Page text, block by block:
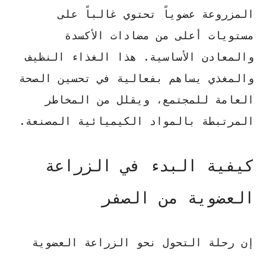
المزروعة عضوياً تحتوي غالباً على
مستويات أعلى من مضادات الأكسدة
والمعادن الأساسية. هذا الغذاء النظيف
والمغذي يساهم بفعالية في
تحسين الصحة
العامة للمجتمع ، ويقلل من المخاطر
المرتبطة بالمواد الكيميائية المصنعة.
كيفية البدء في الزراعة
العضوية من الصفر
إن رحلة التحول نحو الزراعة العضوية